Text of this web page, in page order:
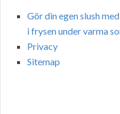
Gör din egen slush
i frysen under varma
Privacy
Sitemap